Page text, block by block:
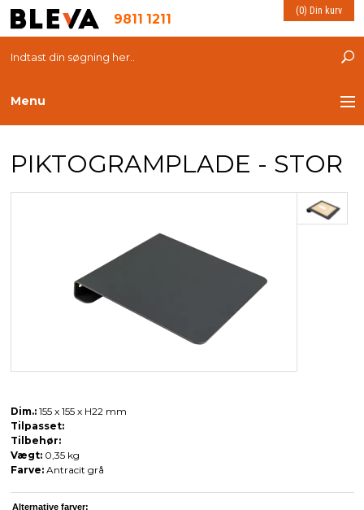
9811 1211 (0) Din kurv
Menu
PLASTKASSER
INDRETNING
PIKTOGRAMPLADE - STOR
Dim.:155 x 155 x H22 mm
Tilpasset:
Tilbehør:
Vægt: 0,35 kg
Farve:Antracit grå
Alternative farver: